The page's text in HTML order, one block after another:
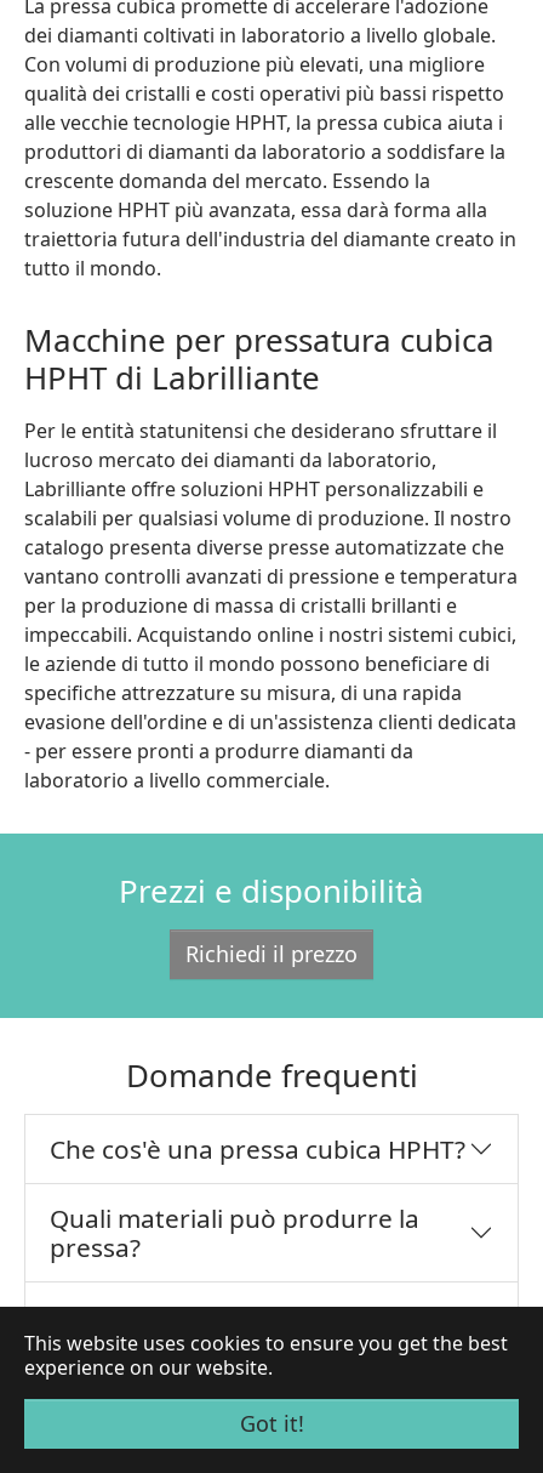
This website uses cookies to ensure you get the best
experience on our website.
Got it!
La pressa cubica promette di accelerare l'adozione
dei diamanti coltivati in laboratorio a livello globale.
Con volumi di produzione più elevati, una migliore
qualità dei cristalli e costi operativi più bassi rispetto
alle vecchie tecnologie HPHT, la pressa cubica aiuta i
produttori di diamanti da laboratorio a soddisfare la
crescente domanda del mercato. Essendo la
soluzione HPHT più avanzata, essa darà forma alla
traiettoria futura dell'industria del diamante creato in
tutto il mondo.
Macchine per pressatura cubica
HPHT di Labrilliante
Per le entità statunitensi che desiderano sfruttare il
lucroso mercato dei diamanti da laboratorio,
Labrilliante offre soluzioni HPHT personalizzabili e
scalabili per qualsiasi volume di produzione. Il nostro
catalogo presenta diverse presse automatizzate che
vantano controlli avanzati di pressione e temperatura
per la produzione di massa di cristalli brillanti e
impeccabili. Acquistando online i nostri sistemi cubici,
le aziende di tutto il mondo possono beneficiare di
specifiche attrezzature su misura, di una rapida
evasione dell'ordine e di un'assistenza clienti dedicata
- per essere pronti a produrre diamanti da
laboratorio a livello commerciale.
Prezzi e disponibilità
Richiedi il prezzo
Domande frequenti
Che cos'è una pressa cubica HPHT?
Quali materiali può produrre la
pressa?
Come funziona una pressa cubica
HPHT?
Può far crescere diamanti CVD?